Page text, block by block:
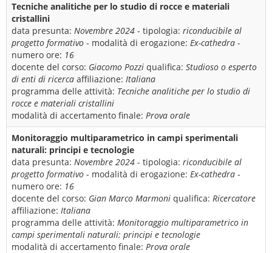
Tecniche analitiche per lo studio di rocce e materiali
cristallini
data presunta: Novembre 2024 - tipologia: riconducibile al
progetto formativo - modalità di erogazione: Ex-cathedra -
numero ore: 16
docente del corso: Giacomo Pozzi qualifica: Studioso o esperto
di enti di ricerca affiliazione: Italiana
programma delle attività: Tecniche analitiche per lo studio di
rocce e materiali cristallini
modalità di accertamento finale: Prova orale
Monitoraggio multiparametrico in campi sperimentali
naturali: principi e tecnologie
data presunta: Novembre 2024 - tipologia: riconducibile al
progetto formativo - modalità di erogazione: Ex-cathedra -
numero ore: 16
docente del corso: Gian Marco Marmoni qualifica: Ricercatore
affiliazione: Italiana
programma delle attività: Monitoraggio multiparametrico in
campi sperimentali naturali: principi e tecnologie
modalità di accertamento finale: Prova orale